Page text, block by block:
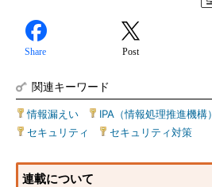
Share Post
関連キーワード
情報漏えい IPA（情報処理推進機構）
セキュリティ
セキュリティ対策
連載について